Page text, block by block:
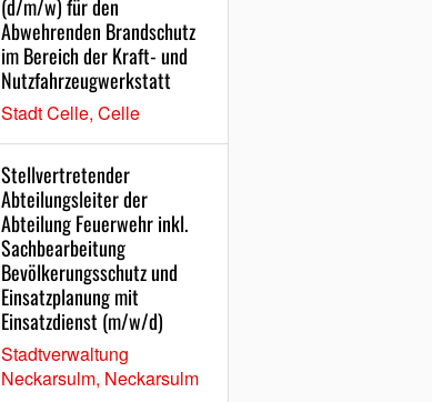
(d/m/w) für den
Abwehrenden Brandschutz
im Bereich der Kraft- und
Nutzfahrzeugwerkstatt
Stadt Celle, Celle
Stellvertretender
Abteilungsleiter der
Abteilung Feuerwehr inkl.
Sachbearbeitung
Bevölkerungsschutz und
Einsatzplanung mit
Einsatzdienst (m/w/d)
Stadtverwaltung
Neckarsulm, Neckarsulm